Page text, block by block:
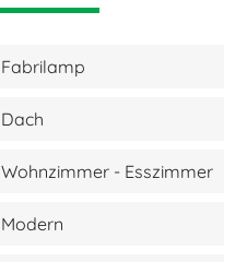
Fabrilamp
Dach
Wohnzimmer - Esszimmer
Modern